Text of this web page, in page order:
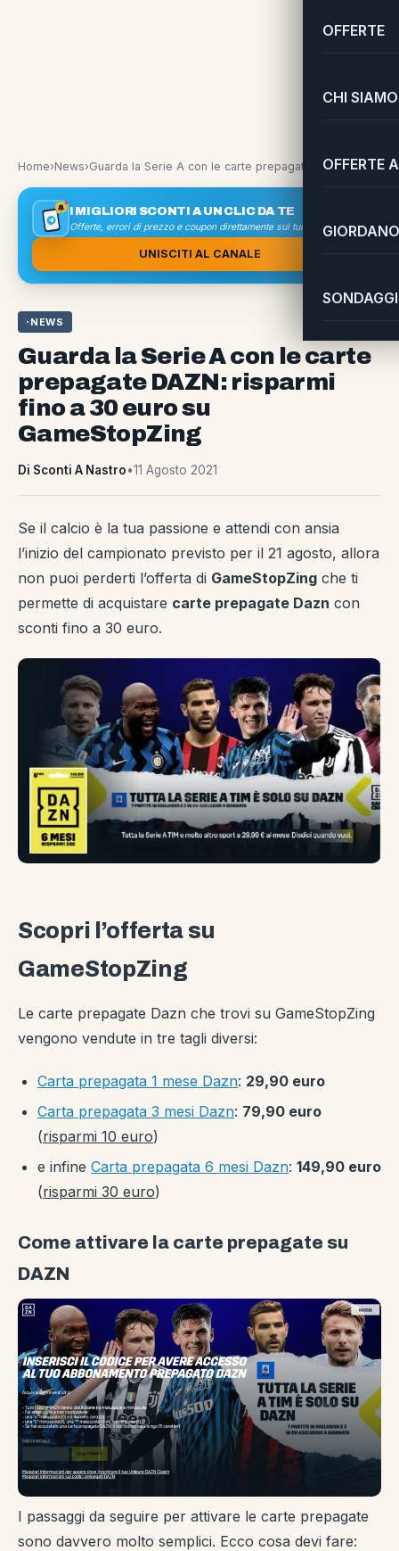
OFFERTE
CHI SIAMO
OFFERTE
Home›News› Guarda la Serie A con le carte prepagate DAZN: risparmi fino a 30 euro su GameStopZing
I MIGLIORI SCONTI A UN CLIC DA TE
Offerte, errori di prezzo e coupon direttamente sul tuo smartphone
UNISCITI AL CANALE
NEWS
Guarda la Serie A con le carte
prepagate DAZN: risparmi
fino a 30 euro su
GameStopZing
Di Sconti A Nastro•11 Agosto 2021
Se il calcio è la tua passione e attendi con ansia
l’inizio del campionato previsto per il 21 agosto, allora
non puoi perderti l’offerta di GameStopZing che ti
permette di acquistare carte prepagate Dazn con
sconti fino a 30 euro.
Scopri l’offerta su
GameStopZing
Le carte prepagate Dazn che trovi su GameStopZing
vengono vendute in tre tagli diversi:
Carta prepagata 1 mese Dazn: 29,90 euro
Carta prepagata 3 mesi Dazn: 79,90 euro
(risparmi 10 euro)
e infine Carta prepagata 6 mesi Dazn: 149,90 euro
(risparmi 30 euro)
Come attivare la carte prepagate su
DAZN
I passaggi da seguire per attivare le carte prepagate
sono davvero molto semplici. Ecco cosa devi fare: